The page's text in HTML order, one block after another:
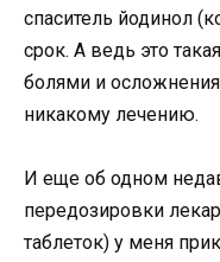
спаситель йодинол
срок. А ведь это
болями и
никакому лечению.
И еще об одном
передозировки
таблеток) у меня